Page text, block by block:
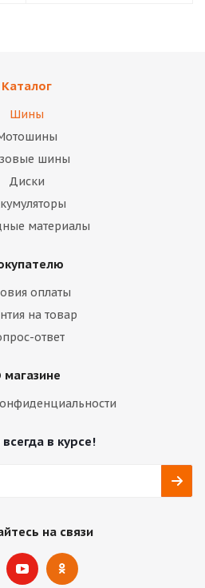
Каталог
Шины
шины
Диски
материалы
оплаты
на товар
ответ
магазине
в курсе!
на связи